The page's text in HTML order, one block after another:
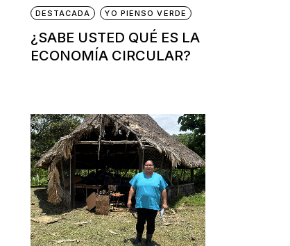
DESTACADA
YO PIENSO VERDE
¿SABE USTED QUÉ ES LA
ECONOMÍA CIRCULAR?